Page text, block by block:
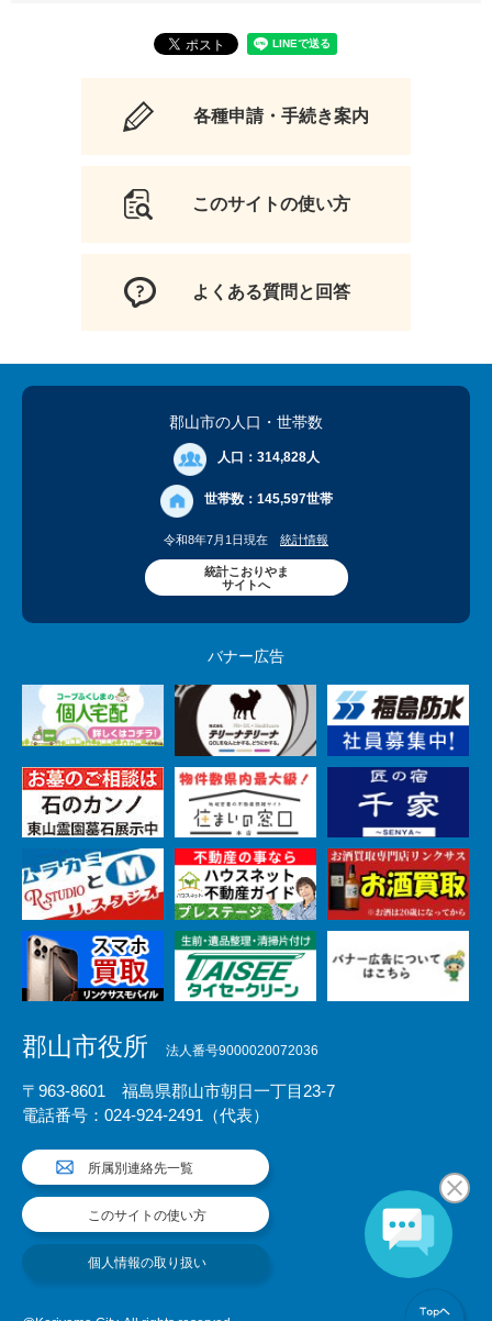
各種申請・手続き案内
このサイトの使い方
よくある質問と回答
郡山市の人口 ・世帯数
人口： 314,828人
世帯数： 145,597世帯
令和8年7月1日現在 統計情報
統計こおりやま
サイトへ
バナー広告
郡山市役所 法人番号9000020072036
〒963-8601 福島県郡山市朝日一丁目23-7
電話番号：024-924-2491（代表）
所属別連絡先一覧
このサイトの使い方
個人情報の取り扱い